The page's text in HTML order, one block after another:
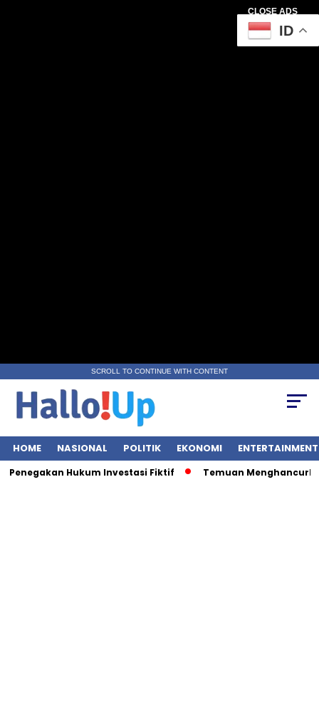
CLOSE ADS
SCROLL TO CONTINUE WITH CONTENT
HOME NASIONAL POLITIK EKONOMI ENTERTAINMENT
Hukum Investasi Fiktif Temuan Menghancurkan:
ID